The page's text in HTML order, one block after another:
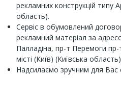
рекламних конструкцій типу
область).
Сервіс в обумовлений
рекламний матеріал за
Палладіна, пр-т Перемоги пр-
місті (Київ) (Київська
Надсилаємо зручним для Вас